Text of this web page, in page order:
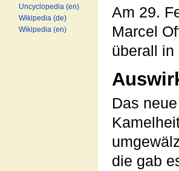
Am 29.
Marcel
überall in
Das
die gab
Uncyclopedia (en)
Wikipedia (de)
Wikipedia (en)